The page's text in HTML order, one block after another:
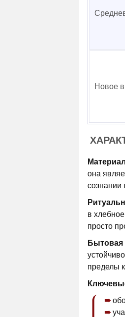
Новое
она
сознании
в
просто
Бытовая
пределы